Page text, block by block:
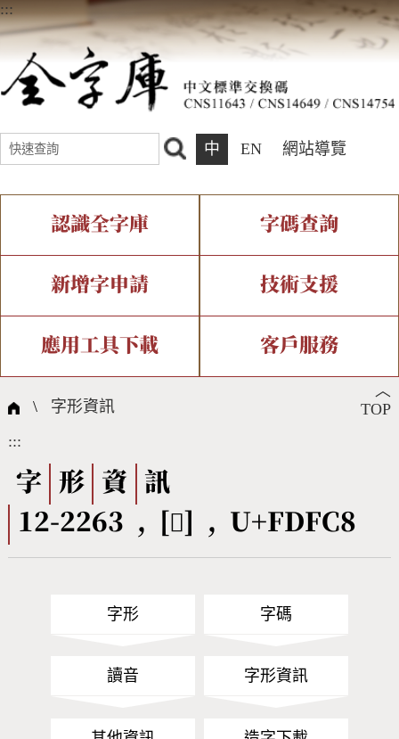
:::
中 EN 網站導覽
認識全字庫
全字庫介紹 全字庫現況
中文碼介紹 專有名詞介紹
國際字碼相關組織
字碼查詢
IDS查詢 部件查詢
複合查詢 注音查詢
筆畫查詢
筆順序查詢
CNS查詢 Unicode查詢
新增字申請
新字申請處理流程
技術支援
字形即時顯示 造字解決方案
全字庫授權 轉碼Web Service
應用工具下載
個人電腦造字處理工具
字形下載
客戶服務
問題集
熱門查詢統計
︿
TOP
\ 字形資訊
:::
字 形 資
訊
12-2263 , [󽿈] , U+FDFC8
字形 字碼
讀音 字形資訊